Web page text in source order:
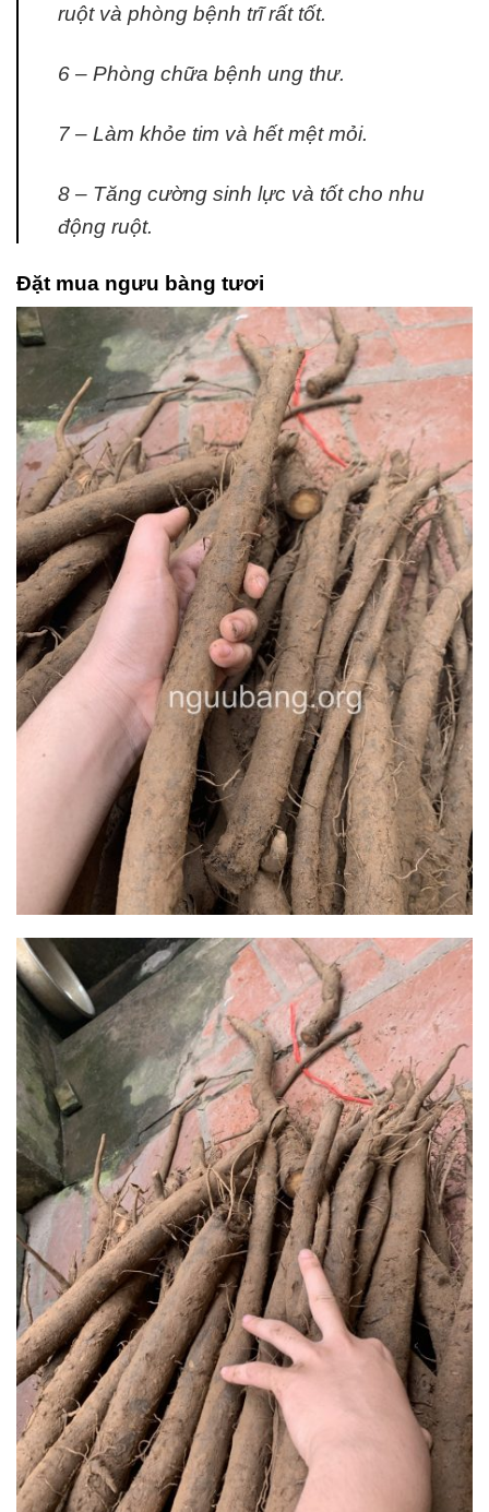
ruột và phòng bệnh trĩ rất tốt.
6 – Phòng chữa bệnh ung thư.
7 – Làm khỏe tim và hết mệt mỏi.
8 – Tăng cường sinh lực và tốt cho nhu
động ruột.
Đặt mua ngưu bàng tươi